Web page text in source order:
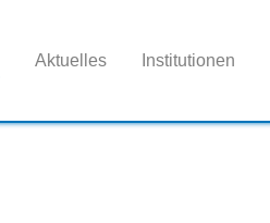
Aktuelles Institutionen